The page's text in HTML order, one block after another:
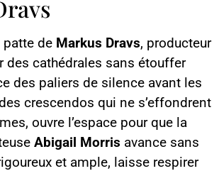
patte de Markus Dravs, producteur
des cathédrales sans étouffer
des paliers de silence avant les
crescendos qui ne s’effondrent
ouvre l’espace pour que la
Abigail Morris avance sans
et ample, laisse respirer